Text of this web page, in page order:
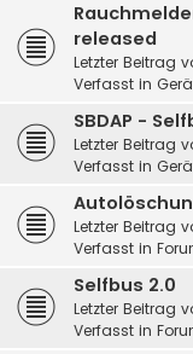
released
Letzter Beitrag
Verfasst in
SBDAP -
Letzter Beitrag
Verfasst in
Letzter Beitrag
Verfasst in
Selfbus 2.0
Letzter Beitrag
Verfasst in